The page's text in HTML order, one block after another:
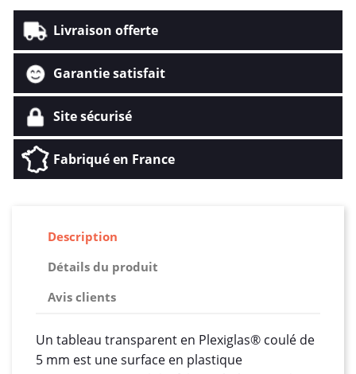
Livraison offerte
Garantie satisfait
Site sécurisé
Fabriqué en France
Description
Détails du produit
Avis clients
Un tableau transparent en Plexiglas® coulé de
5 mm est une surface en plastique